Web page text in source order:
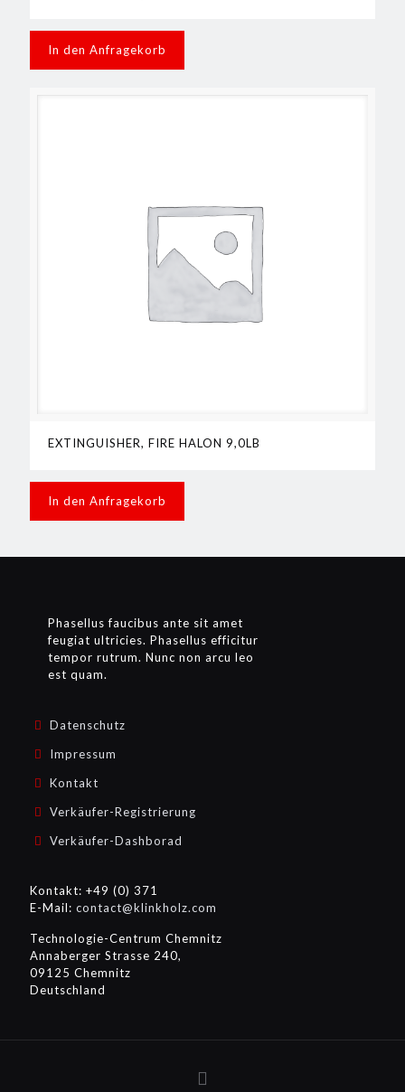
In den Anfragekorb
EXTINGUISHER, FIRE HALON 9,0LB
In den Anfragekorb
Phasellus faucibus ante sit amet
feugiat ultricies. Phasellus efficitur
tempor rutrum. Nunc non arcu leo
est quam.
Datenschutz
Impressum
Kontakt
Verkäufer-Registrierung
Verkäufer-Dashborad
Kontakt: +49 (0) 371
E-Mail: contact@klinkholz.com
Technologie-Centrum Chemnitz
Annaberger Strasse 240,
09125 Chemnitz
Deutschland